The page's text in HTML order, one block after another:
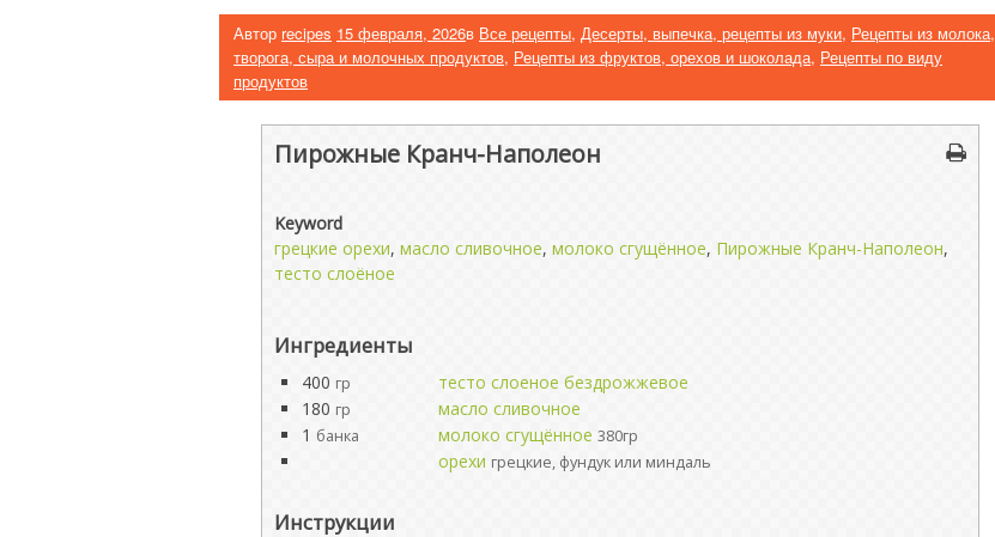
Автор recipes 15 февраля, 2026в Все рецепты, Десерты, выпечка, рецепты из муки, Рецепты из молока,
творога, сыра и молочных продуктов, Рецепты из фруктов, орехов и шоколада, Рецепты по виду
продуктов
Пирожные Кранч-Наполеон
Keyword
грецкие орехи, масло сливочное, молоко сгущённое, Пирожные Кранч-Наполеон,
тесто слоёное
Ингредиенты
400 гр
тесто слоеное бездрожжевое
180 гр
масло сливочное
1 банка молоко сгущённое 380гр
орехи грецкие, фундук или миндаль
Инструкции